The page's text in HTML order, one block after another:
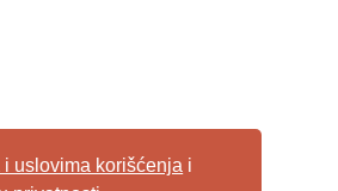
i uslovima korišćenja i